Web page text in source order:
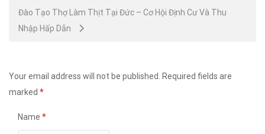
Đào Tạo Thợ Làm Thịt Tại Đức – Cơ Hội Định Cư Và Thu
Nhập Hấp Dẫn
Your email address will not be published.
Required fields are
marked *
Name *